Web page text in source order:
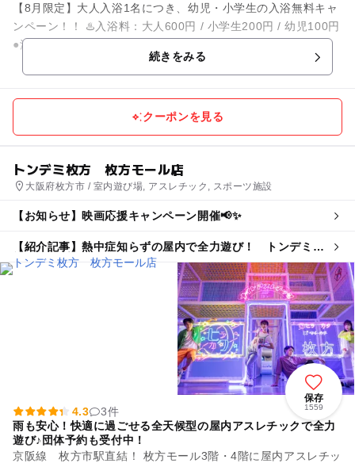
【8月限定】大人入浴1名につき、幼児・小学生の入浴無料キャ
ンペーン！！ ♨️入浴料：大人600円 / 小学生200円 / 幼児100円
●源泉掛け流し 地下1,300余mという超深...
続きをみる
クーポンを見る
トンデミ枚方 枚方モール店
大阪府枚方市 / 室内遊び場, アスレチック, スポーツ施設
【お知らせ】映画応援キャンペーン開催📢✨
【紹介記事】熱中症知らずの屋内で全力遊び！ トンデミの
親子割引プランが夏限定で登場
保存
1559
4.3
3件
雨も安心！快適に過ごせる全天候型の屋内アスレチックで全力
遊び♪団体予約も受付中！
京阪線 枚方市駅直結！ 枚方モール3階・4階に屋内アスレチッ